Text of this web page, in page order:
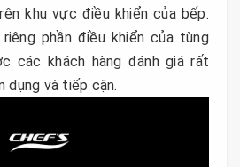
khu vực điều khiển của bếp.
phần điều khiển của tùng
các khách hàng đánh giá rất
dụng và tiếp cận.